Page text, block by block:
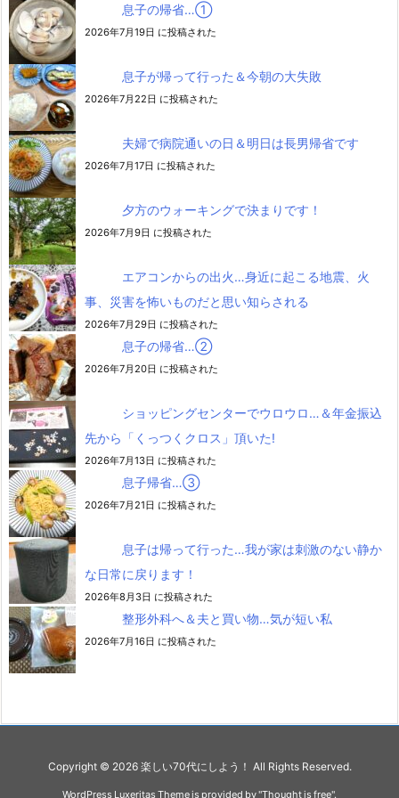
息子の帰省…➀
2026年7月19日 に投稿された
息子が帰って行った＆今朝の大失敗
2026年7月22日 に投稿された
夫婦で病院通いの日＆明日は長男帰省です
2026年7月17日 に投稿された
夕方のウォーキングで決まりです！
2026年7月9日 に投稿された
エアコンからの出火…身近に起こる地震、火
事、災害を怖いものだと思い知らされる
2026年7月29日 に投稿された
息子の帰省…②
2026年7月20日 に投稿された
ショッピングセンターでウロウロ…＆年金振込
先から「くっつくクロス」頂いた!
2026年7月13日 に投稿された
息子帰省…③
2026年7月21日 に投稿された
息子は帰って行った…我が家は刺激のない静か
な日常に戻ります！
2026年8月3日 に投稿された
整形外科へ＆夫と買い物…気が短い私
2026年7月16日 に投稿された
Copyright © 2026 楽しい70代にしよう！ All Rights Reserved.
WordPress Luxeritas Theme is provided by "Thought is free".